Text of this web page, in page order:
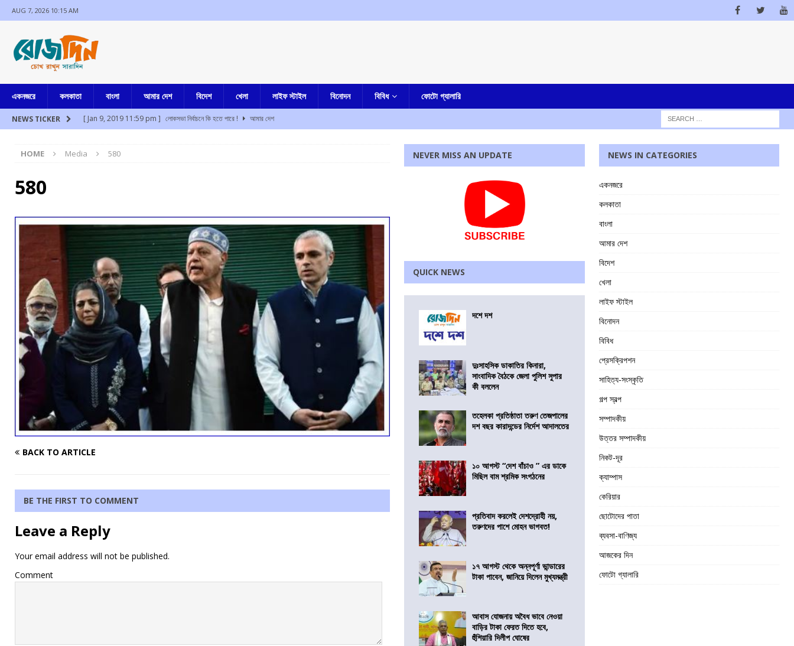
AUG 7, 2026 10:15 AM
একনজরে কলকাতা বাংলা আমার দেশ বিদেশ খেলা লাইফ স্টাইল বিনোদন বিবিধ ফোটো গ্যালারি
NEWS TICKER [ Jan 9, 2019 11:59 pm ] লোকসভা নির্বাচনে কি হতে পারে !
আমার দেশ
[ Aug 7, 2026 8:35 am ]
[ Aug 7, 2026 1:52 am ] প্রতিবাদ করলেই দেশদ্রোহী নয়, তরুণদের পাশে মোহন ভাগবত!
এক নজরে
[ Jul 17, 2024 3:35 pm ] চুরির অপবাদে একই পরিবারের ৩ সদস্যকে মারধোর, উত্তেজনা ডোমজুর এলাকায়.. বাংলা
HOME Media 580
580
BACK TO ARTICLE
BE THE FIRST TO COMMENT
Leave a Reply
Your email address will not be published.
Comment
NEVER MISS AN UPDATE
QUICK NEWS
দশে দশ
দুঃসাহসিক ডাকাতির কিনারা,
সাংবাদিক বৈঠকে জেলা পুলিশ সুপার
কী বললেন
তহেলকা প্রতিষ্ঠাতা তরুণ তেজপালের
দশ বছর কারাদন্ডের নির্দেশ আদালতের
১০ আগস্ট “দেশ বাঁচাও ” এর ডাকে
মিছিল বাম শ্রমিক সংগঠনের
প্রতিবাদ করলেই দেশদ্রোহী নয়,
তরুণদের পাশে মোহন ভাগবত!
১৭ আগস্ট থেকে অন্নপূর্ণা ভান্ডারের
টাকা পাবেন, জানিয়ে দিলেন মুখ্যমন্ত্রী
আবাস যোজনায় অবৈধ ভাবে নেওয়া
বাড়ির টাকা ফেরত দিতে হবে,
হুঁশিয়ারি দিলীপ ঘোষের
NEWS IN CATEGORIES
একনজরে
কলকাতা
বাংলা
আমার দেশ
বিদেশ
খেলা
লাইফ স্টাইল
বিনোদন
বিবিধ
প্রেসক্রিপশন
সাহিত্য-সংস্কৃতি
গল্প স্বল্প
সম্পাদকীয়
উত্তর সম্পাদকীয়
নিকট-দূর
ক্যাম্পাস
কেরিয়ার
ছোটোদের পাতা
ব্যবসা-বাণিজ্য
আজকের দিন
ফোটো গ্যালারি